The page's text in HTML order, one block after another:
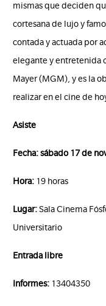
mismas que deciden
cortesana de lujo y
contada y actuada por
elegante y entretenida
Mayer (MGM), y es la
realizar en el cine de
Asiste
Fecha: sábado 17 de
Hora: 19 horas
Lugar:Sala Cinema
Universitario
Entrada libre
Informes: 13404350